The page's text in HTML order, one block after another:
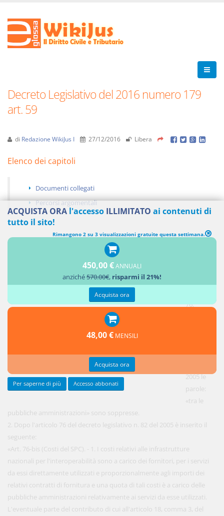
Decreto Legislativo del 2016 numero 179
art. 59
di Redazione WikiJus I 27/12/2016 Libera
Elenco dei capitoli
Documenti collegati
Percorsi argomentali
MODIFICHE ALL'ARTICOLO 76 DEL DECRETO LEGISLATIVO N. 82 DEL
76,
legislativo
2005 le
parole:
«tra le
pubbliche amministrazioni» sono soppresse.
2. Dopo l'articolo 76 del decreto legislativo n. 82 del 2005 è inserito il
seguente:
«Art. 76-bis (Costi del SPC). - 1. I costi relativi alle infrastrutture
nazionali per l'interoperabilità sono a carico dei fornitori, per i servizi
da essi direttamente utilizzati e proporzionalmente agli importi dei
relativi contratti di fornitura e una quota di tali costi è a carico delle
pubbliche amministrazioni relativamente ai servizi da esse utilizzati.
L'eventuale parte del contributo di cui all'articolo 18, comma 3, del
ACQUISTA ORA l'accesso ILLIMITATO ai contenuti di
tutto il sito!
Rimangono 2 su 3 visualizzazioni gratuite questa settimana.
450,00 €ANNUALI
anziché570.00€, risparmi il 21%!
Acquista ora
48,00 € MENSILI
Acquista ora
Per saperne di più Accesso abbonati